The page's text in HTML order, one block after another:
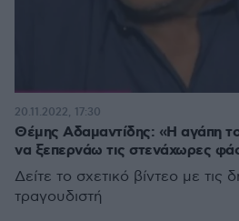
Θέμης Αδαμαντίδης: «Η αγάπη
να ξεπερνάω τις στενάχωρες
Δείτε το σχετικό βίντεο με τις
τραγουδιστή
20.11.2022, 17:30